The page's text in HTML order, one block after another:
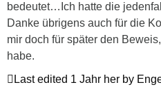
bedeutet…Ich hatte die
Danke übrigens auch für die
mir doch für später den
habe.
Last edited 1 Jahr her by